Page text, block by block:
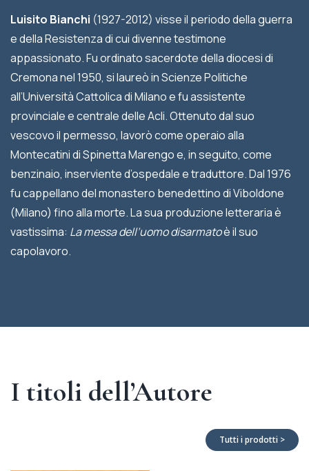
Luisito Bianchi (1927-2012) visse il periodo della guerra
e della Resistenza di cui divenne testimone
appassionato. Fu ordinato sacerdote della diocesi di
Cremona nel 1950, si laureò in Scienze Politiche
all’Università Cattolica di Milano e fu assistente
provinciale e centrale delle Acli. Ottenuto dal suo
vescovo il permesso, lavorò come operaio alla
Montecatini di Spinetta Marengo e, in seguito, come
benzinaio, inserviente d’ospedale e traduttore. Dal 1976
fu cappellano del monastero benedettino di Viboldone
(Milano) fino alla morte. La sua produzione letteraria è
vastissima: La messa dell’uomo disarmatoè il suo
capolavoro.
I titoli dell’Autore
Tutti i prodotti >